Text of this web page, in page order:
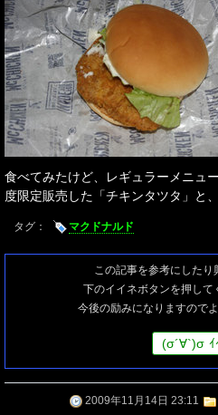
食べてみたけど、レギュラーメニュ
度限定販売した「チキンタツタ」と
タグ： マクドナルド
この記事を参考にした
下のイイネボタンを押して
今後の励みになりますので
(σ´∀`)σ ｲ
2009年11月14日 23:11